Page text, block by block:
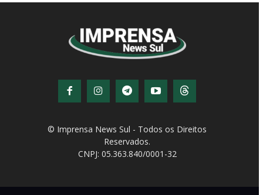
© Imprensa News Sul - Todos os Direitos
Reservados.
CNPJ: 05.363.840/0001-32